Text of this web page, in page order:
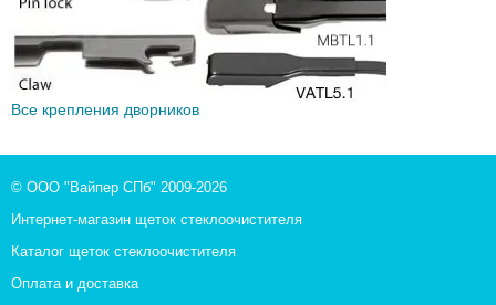
Все крепления дворников
© ООО "Вайпер СПб" 2009-2026
Интернет-магазин щеток стеклоочистителя
Каталог щеток стеклоочистителя
Оплата и доставка